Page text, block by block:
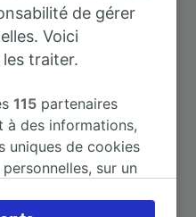
6 h 42 m
de gérer
Voici
traiter.
115 partenaires
à des informations,
uniques de cookies
sur un
en exerçant votre